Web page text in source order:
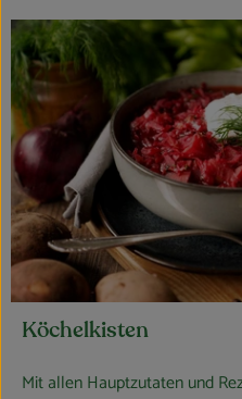
Köchelkisten
Mit allen Hauptzutaten und